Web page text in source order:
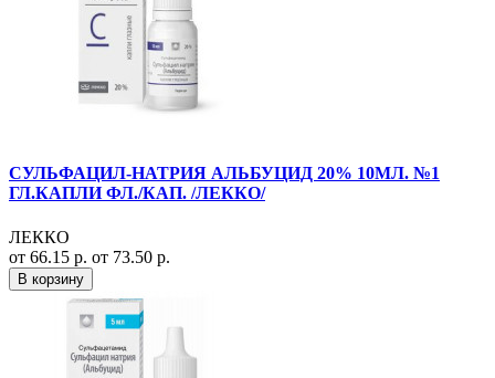
СУЛЬФАЦИЛ-НАТРИЯ АЛЬБУЦИД 20% 10МЛ. №1
ГЛ.КАПЛИ ФЛ./КАП. /ЛЕККО/
ЛЕККО
от 66.15 р. от 73.50 р.
В корзину